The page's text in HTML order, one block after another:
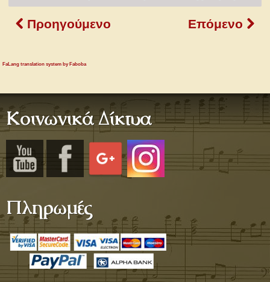
Προηγούμενο Επόμενο
FaLang translation system by Faboba
Κοινωνικά Δίκτυα
Πληρωμές